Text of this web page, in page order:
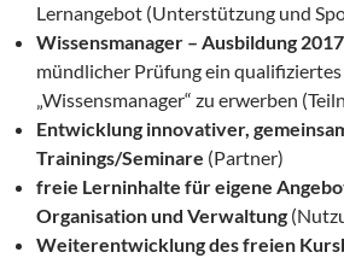
Lernangebot (Unterstützung und
Wissensmanager – Ausbildung 2017
mündlicher Prüfung ein
„Wissensmanager“ zu erwerben
Entwicklung innovativer,
Trainings/Seminare (Partner)
freie Lerninhalte für eigene
Organisation und Verwaltung
Weiterentwicklung des freien